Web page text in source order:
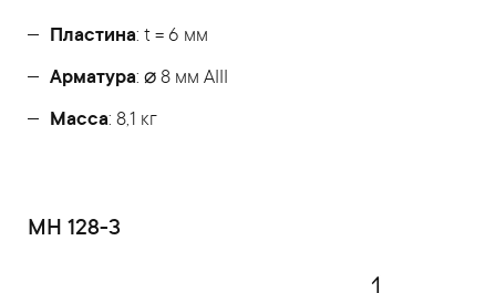
Пластина: t = 6 мм
Арматура: ⌀ 8 мм АIII
Масса: 8,1 кг
МН 128-3